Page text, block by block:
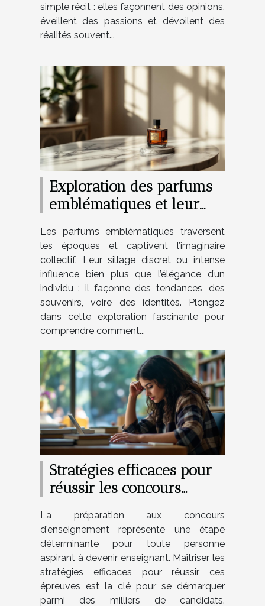
simple récit : elles façonnent des opinions,
éveillent des passions et dévoilent des
réalités souvent...
Exploration des parfums
emblématiques et leur
Les parfums emblématiques traversent
les époques et captivent l’imaginaire
collectif. Leur sillage discret ou intense
influence bien plus que l’élégance d’un
individu : il façonne des tendances, des
souvenirs, voire des identités. Plongez
dans cette exploration fascinante pour
comprendre comment...
Stratégies efficaces pour
réussir les concours
La préparation aux concours
d'enseignement représente une étape
déterminante pour toute personne
aspirant à devenir enseignant. Maîtriser les
stratégies efficaces pour réussir ces
épreuves est la clé pour se démarquer
parmi des milliers de candidats.